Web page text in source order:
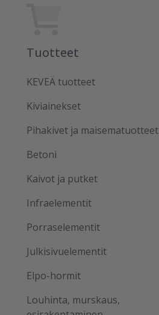
Tuotteet
KEVEÄ tuotteet
Kiviainekset
Pihakivet ja maisematuotteet
Betoni
Kaivot ja putket
Infraelementit
Porraselementit
Julkisivuelementit
Elpo-hormit
Louhinta, murskaus,